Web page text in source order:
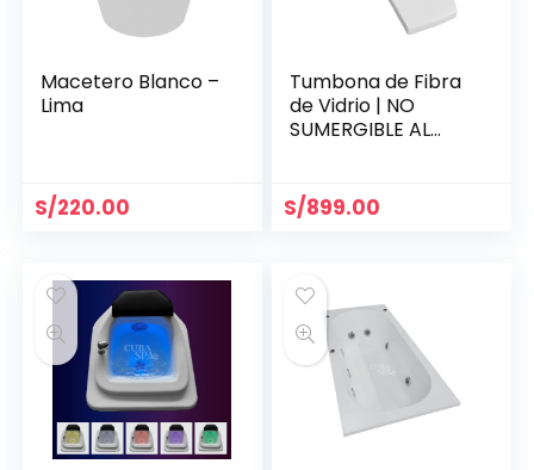
Macetero Blanco –
Lima
S/220.00
Tumbona de Fibra
de Vidrio | NO
SUMERGIBLE AL
S/899.00